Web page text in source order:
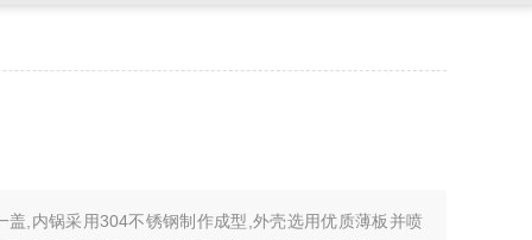
盖,内锅采用304不锈钢制作成型,外壳选用优质薄板并喷